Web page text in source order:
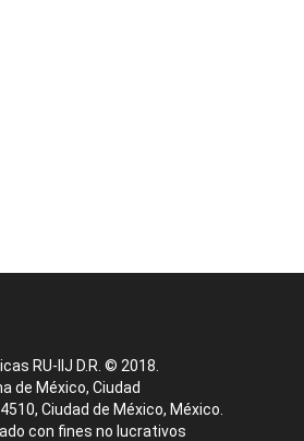
RU-IIJ D.R. © 2018.
de México, Ciudad
Ciudad de México, México.
con fines no lucrativos